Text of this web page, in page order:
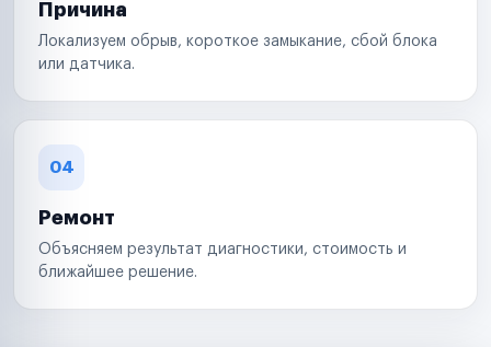
Причина
Локализуем обрыв, короткое замыкание, сбой блока
или датчика.
04
Ремонт
Объясняем результат диагностики, стоимость и
ближайшее решение.